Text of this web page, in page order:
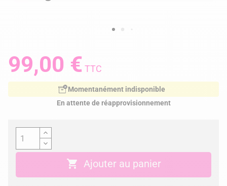
99,00 € TTC
Momentanément indisponible
En attente de réapprovisionnement
 Ajouter au panier